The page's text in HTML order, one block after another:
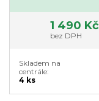
1 490 Kč
bez DPH
Skladem na
centrále:
4 ks